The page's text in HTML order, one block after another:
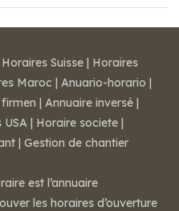
Horaires Suisse | Horaires
Maroc | Anuario-horario |
| Annuaire inversé |
USA | Horaire societe |
| Gestion de chantier
est l’annuaire
les horaires d’ouverture